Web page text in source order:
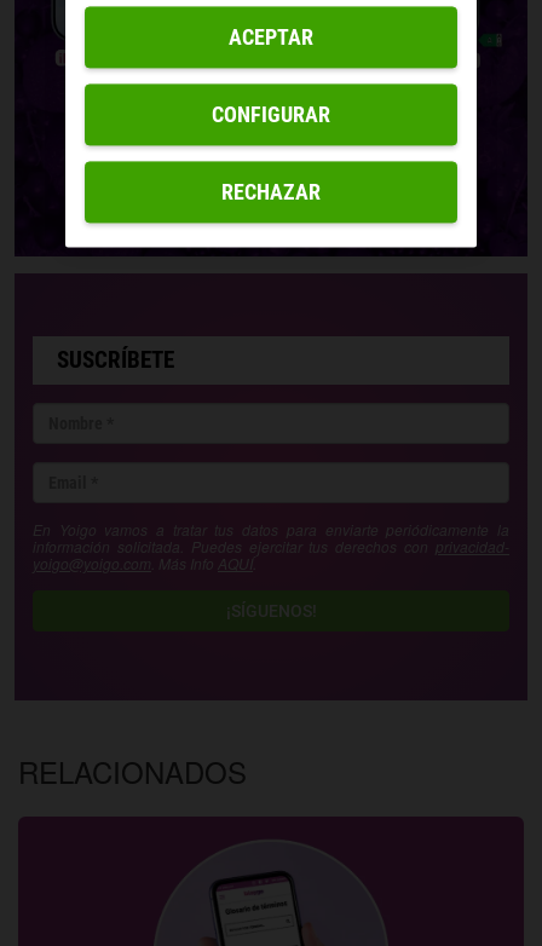
SUSCRÍBETE
En Yoigo vamos a tratar tus datos para enviarte periódicamente la
información solicitada. Puedes ejercitar tus derechos con privacidad-
yoigo@yoigo.com . Más Info AQUÍ
¡SÍGUENOS!
RELACIONADOS
RECHAZAR
ACEPTAR
CONFIGURAR